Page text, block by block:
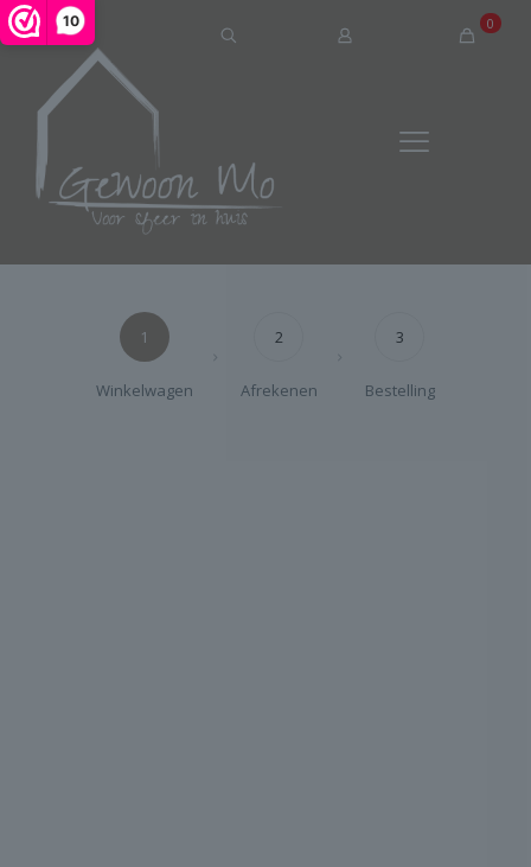
10 0
1
Winkelwagen
2
Afrekenen
3
Bestelling